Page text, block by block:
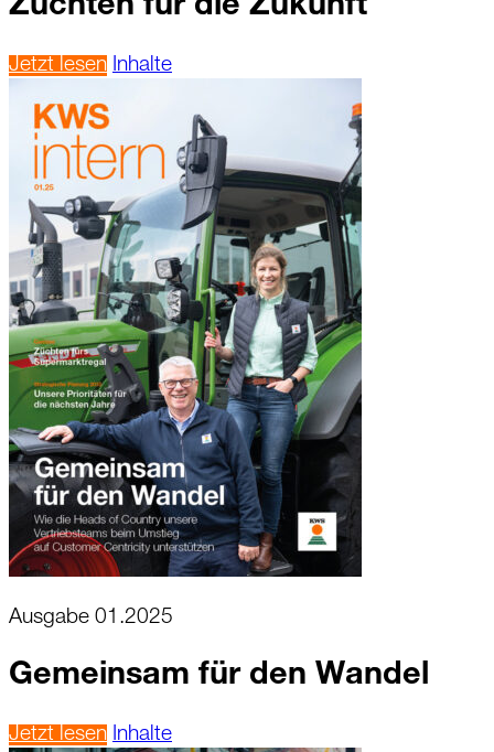
Züchten für die Zukunft
Jetzt lesen Inhalte
Ausgabe 01.2025
Gemeinsam für den Wandel
Jetzt lesen Inhalte